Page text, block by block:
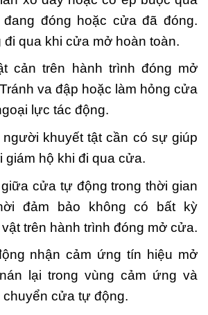
đóng hoặc cửa đã đóng.
đi qua khi cửa mở hoàn toàn.
cản trên hành trình đóng mở
va đập hoặc làm hỏng cửa
lực tác động.
người khuyết tật cần có sự giúp
giám hộ khi đi qua cửa.
cửa tự động trong thời gian
đảm bảo không có bất kỳ
trên hành trình đóng mở cửa.
nhận cảm ứng tín hiệu mở
lại trong vùng cảm ứng và
chuyển cửa tự động.